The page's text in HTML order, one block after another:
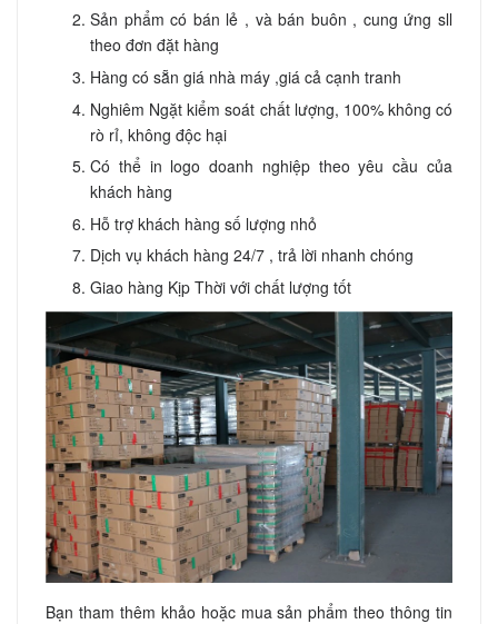
Sản phẩm có bán lẻ , và bán buôn , cung ứng sll
theo đơn đặt hàng
Hàng có sẵn giá nhà máy ,giá cả cạnh tranh
Nghiêm Ngặt kiểm soát chất lượng, 100% không có
rò rỉ, không độc hại
Có thể in logo doanh nghiệp theo yêu cầu của
khách hàng
Hỗ trợ khách hàng số lượng nhỏ
Dịch vụ khách hàng 24/7 , trả lời nhanh chóng
Giao hàng Kịp Thời với chất lượng tốt
Bạn tham thêm khảo hoặc mua sản phẩm theo thông tin